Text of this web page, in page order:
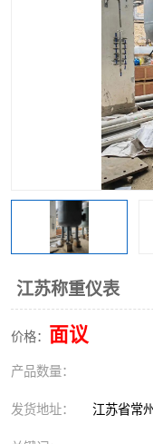
江苏称重仪表
价格： 面议
产品数量：
发货地址： 江苏省常